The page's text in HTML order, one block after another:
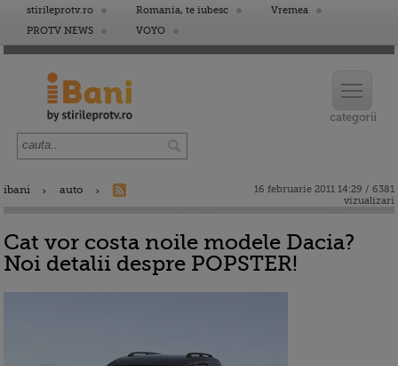
stirileprotv.ro Romania, te iubesc
Vremea
PROTV NEWS
VOYO
ibani auto
16 februarie 2011 14:29 / 6381
vizualizari
Cat vor costa noile modele Dacia?
Noi detalii despre POPSTER!